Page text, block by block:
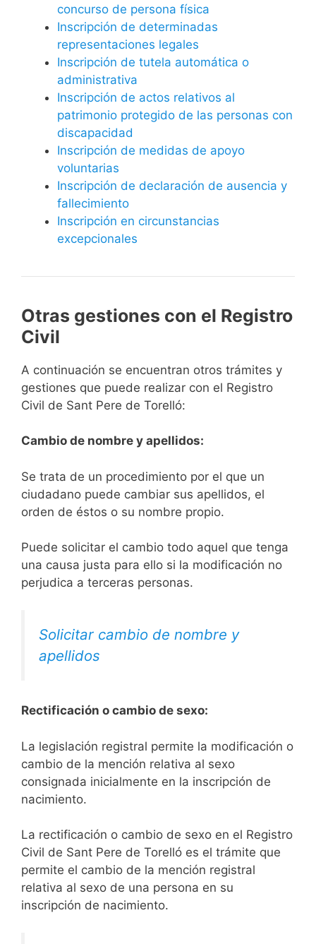
concurso de persona física
Inscripción de determinadas
representaciones legales
Inscripción de tutela automática o
administrativa
Inscripción de actos relativos al
patrimonio protegido de las personas con
discapacidad
Inscripción de medidas de apoyo
voluntarias
Inscripción de declaración de ausencia y
fallecimiento
Inscripción en circunstancias
excepcionales
Otras gestiones con el Registro
Civil
A continuación se encuentran otros trámites y
gestiones que puede realizar con el Registro
Civil de Sant Pere de Torelló:
Cambio de nombre y apellidos:
Se trata de un procedimiento por el que un
ciudadano puede cambiar sus apellidos, el
orden de éstos o su nombre propio.
Puede solicitar el cambio todo aquel que tenga
una causa justa para ello si la modificación no
perjudica a terceras personas.
Solicitar cambio de nombre y
apellidos
Rectificación o cambio de sexo:
La legislación registral permite la modificación o
cambio de la mención relativa al sexo
consignada inicialmente en la inscripción de
nacimiento.
La rectificación o cambio de sexo en el Registro
Civil de Sant Pere de Torelló es el trámite que
permite el cambio de la mención registral
relativa al sexo de una persona en su
inscripción de nacimiento.